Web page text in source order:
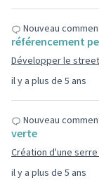
il y a plus de 5 ans
Nouveau
référencement
Développer le
il y a plus de 5 ans
Nouveau
verte
Création d'une